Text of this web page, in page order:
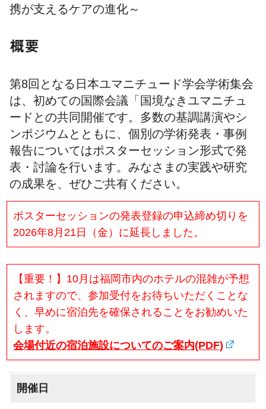
携が支えるケアの進化～
概要
第8回となる日本ユマニチュード学会学術集会
は、初めての国際会議「国境なきユマニチュ
ードとの共同開催です。多数の基調講演やシ
ンポジウムとともに、個別の学術発表・事例
報告についてはポスターセッション形式で発
表・討論を行います。みなさまの実践や研究
の成果を、ぜひご共有ください。
ポスターセッションの発表登録の申込締め切りを
2026年8月21日（金）に延長しました。
【重要！】10月は福岡市内のホテルの混雑が予想
されますので、参加受付をお待ちいただくことな
く、早めに宿泊先を確保されることをお勧めいた
します。
会場付近の宿泊施設についてのご案内(PDF)
開催日